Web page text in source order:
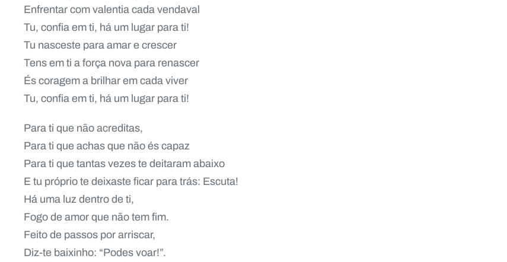
Enfrentar com valentia cada vendaval
Tu, confia em ti, há um lugar para ti!
Tu nasceste para amar e crescer
Tens em ti a força nova para renascer
És coragem a brilhar em cada viver
Tu, confia em ti, há um lugar para ti!
Para ti que não acreditas,
Para ti que achas que não és capaz
Para ti que tantas vezes te deitaram abaixo
E tu próprio te deixaste ficar para trás: Escuta!
Há uma luz dentro de ti,
Fogo de amor que não tem fim.
Feito de passos por arriscar,
Diz-te baixinho: “Podes voar!”.